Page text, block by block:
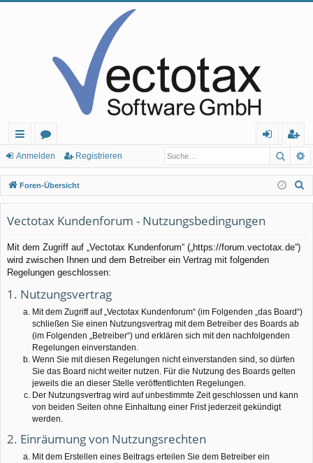
ch
ne
llz
ug
rif
f
or
en
m
el
de
n
eg
ist
rie
n
Anmelden Registrieren
Foren-Übersicht
Vectotax Kundenforum - Nutzungsbedingungen
Mit dem Zugriff auf „Vectotax Kundenforum“ („https://forum.vectotax.de“)
wird zwischen Ihnen und dem Betreiber ein Vertrag mit folgenden
Regelungen geschlossen:
1. Nutzungsvertrag
Mit dem Zugriff auf „Vectotax Kundenforum“ (im Folgenden „das Board“)
schließen Sie einen Nutzungsvertrag mit dem Betreiber des Boards ab
(im Folgenden „Betreiber“) und erklären sich mit den nachfolgenden
Regelungen einverstanden.
Wenn Sie mit diesen Regelungen nicht einverstanden sind, so dürfen
Sie das Board nicht weiter nutzen. Für die Nutzung des Boards gelten
jeweils die an dieser Stelle veröffentlichten Regelungen.
Der Nutzungsvertrag wird auf unbestimmte Zeit geschlossen und kann
von beiden Seiten ohne Einhaltung einer Frist jederzeit gekündigt
werden.
2. Einräumung von Nutzungsrechten
Mit dem Erstellen eines Beitrags erteilen Sie dem Betreiber ein